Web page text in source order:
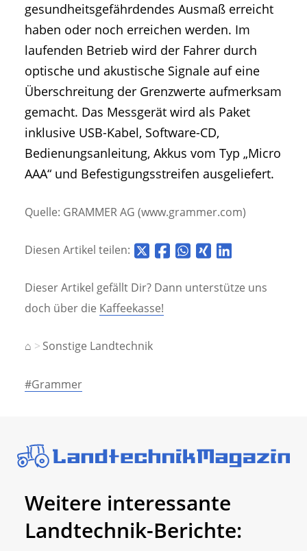
gesundheitsgefährdendes Ausmaß erreicht
haben oder noch erreichen werden. Im
laufenden Betrieb wird der Fahrer durch
optische und akustische Signale auf eine
Überschreitung der Grenzwerte aufmerksam
gemacht. Das Messgerät wird als Paket
inklusive USB-Kabel, Software-CD,
Bedienungsanleitung, Akkus vom Typ „Micro
AAA“ und Befestigungsstreifen ausgeliefert.
Quelle: GRAMMER AG (www.grammer.com)
Diesen Artikel teilen:
Dieser Artikel gefällt Dir? Dann unterstütze uns
doch über die Kaffeekasse!
⌂ Sonstige Landtechnik
#Grammer
Weitere interessante
Landtechnik-Berichte: